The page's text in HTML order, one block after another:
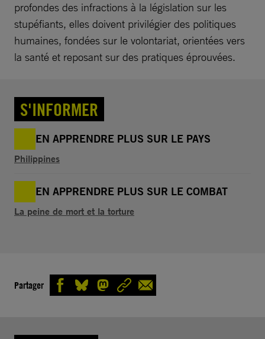
profondes des infractions à la législation sur les
stupéfiants, elles doivent privilégier des politiques
humaines, fondées sur le volontariat, orientées vers
la santé et reposant sur des pratiques éprouvées.
S'INFORMER
EN APPRENDRE PLUS SUR LE PAYS
Philippines
EN APPRENDRE PLUS SUR LE COMBAT
La peine de mort et la torture
Partager